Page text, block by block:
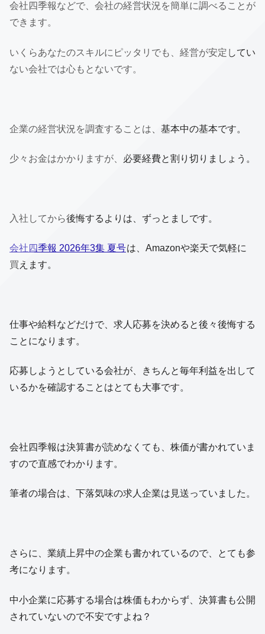
会社四季報などで、会社の経営状況を簡単に調べることが
できます。
いくらあなたのスキルにピッタリでも、経営が安定してい
ない会社では心もとないです。
企業の経営状況を調査することは、基本中の基本です。
少々お金はかかりますが、必要経費と割り切りましょう。
入社してから後悔するよりは、ずっとましです。
会社四季報 2026年3集 夏号は、Amazonや楽天で気軽に
買えます。
仕事や給料などだけで、求人応募を決めると後々後悔する
ことになります。
応募しようとしている会社が、きちんと毎年利益を出して
いるかを確認することはとても大事です。
会社四季報は決算書が読めなくても、株価が書かれていま
すので直感でわかります。
筆者の場合は、下落気味の求人企業は見送っていました。
さらに、業績上昇中の企業も書かれているので、とても参
考になります。
中小企業に応募する場合は株価もわからず、決算書も公開
されていないので不安ですよね？